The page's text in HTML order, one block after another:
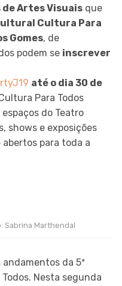
de Artes Visuais que
Cultura Para
Gomes, de
podem se inscrever
até o dia 30 de
Para Todos
do Teatro
shows e exposições
para toda a
Sabrina Marthendal
da 5ª
Nesta segunda